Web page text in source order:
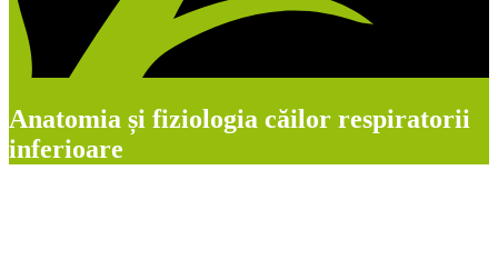
Anatomia și fiziologia căilor respiratorii
inferioare